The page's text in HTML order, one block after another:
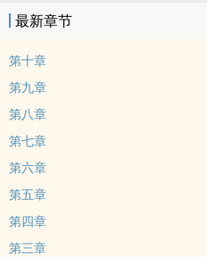
最新章节
第十章
第九章
第八章
第七章
第六章
第五章
第四章
第三章